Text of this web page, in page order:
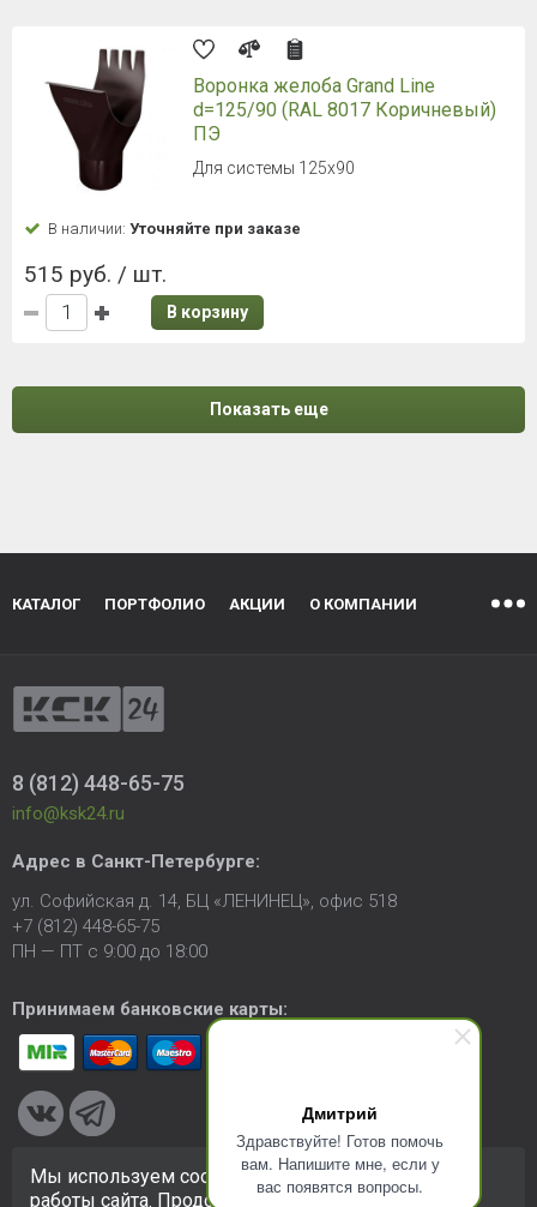
Дмитрий
Здравствуйте! Готов помочь
вам. Напишите мне, если у
вас появятся вопросы.
Воронка желоба Grand Line
d=125/90 (RAL 8017 Коричневый)
ПЭ
Для системы 125х90
В наличии: Уточняйте при заказе
515 руб. / шт.
В корзину
Показать еще
КАТАЛОГ ПОРТФОЛИО АКЦИИ О КОМПАНИИ
8 (812) 448-65-75
info@ksk24.ru
Адрес в Санкт-Петербурге:
ул. Софийская д. 14, БЦ «ЛЕНИНЕЦ», офис 518
+7 (812) 448-65-75
ПН — ПТ с 9:00 до 18:00
Принимаем банковские карты:
© 2005-2026 ООО «КСК». Сайт https://ksk24.ruсоздан
Мы используем cookie-файлы для улучшения
работы сайта. Продолжая использовать сайт, вы